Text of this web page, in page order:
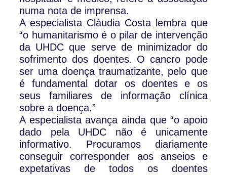
numa nota de imprensa.
A especialista Cláudia Costa lembra que
“o humanitarismo é o pilar de intervenção
da UHDC que serve de minimizador do
sofrimento dos doentes. O cancro pode
ser uma doença traumatizante, pelo que
é fundamental dotar os doentes e os
seus familiares de informação clínica
sobre a doença.”
A especialista avança ainda que “o apoio
dado pela UHDC não é unicamente
informativo. Procuramos diariamente
conseguir corresponder aos anseios e
expetativas de todos os doentes